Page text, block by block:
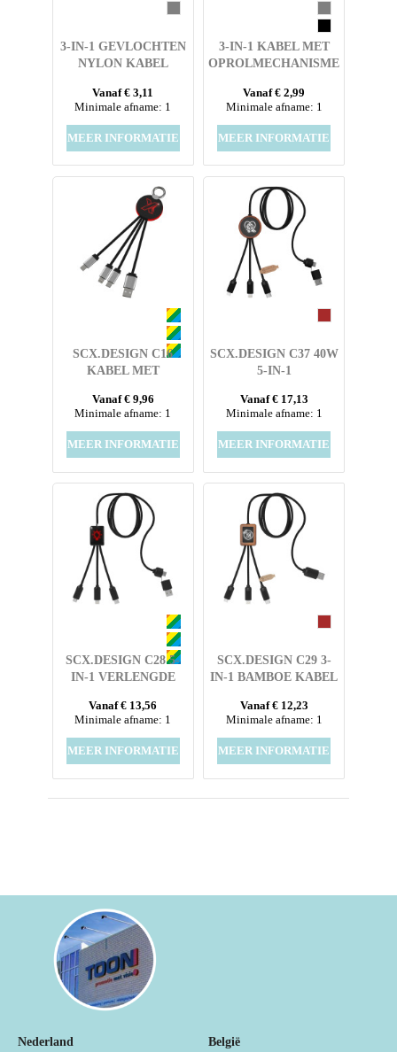
3-IN-1 GEVLOCHTEN
NYLON KABEL
Vanaf € 3,11
Minimale afname: 1
MEER INFORMATIE
3-IN-1 KABEL MET
OPROLMECHANISME
Vanaf € 2,99
Minimale afname: 1
MEER INFORMATIE
SCX.DESIGN C16
KABEL MET
Vanaf € 9,96
Minimale afname: 1
MEER INFORMATIE
SCX.DESIGN C37 40W
5-IN-1
RPET MET
OPLICHTEND LOGO
EN RONDE HOUTEN
Vanaf € 17,13
Minimale afname: 1
MEER INFORMATIE
SCX.DESIGN C28 5-
IN-1 VERLENGDE
Vanaf € 13,56
Minimale afname: 1
MEER INFORMATIE
SCX.DESIGN C29 3-
IN-1 BAMBOE KABEL
Vanaf € 12,23
Minimale afname: 1
MEER INFORMATIE
Nederland
België